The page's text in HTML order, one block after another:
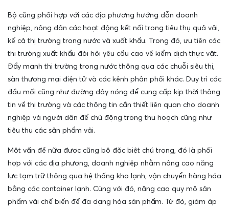
Bộ cũng phối hợp với các địa phương hướng dẫn doanh
nghiệp, nông dân các hoạt động kết nối trong tiêu thụ quả vải,
kể cả thị trường trong nước và xuất khẩu. Trong đó, ưu tiên các
thị trường xuất khẩu đòi hỏi yêu cầu cao về kiểm dịch thực vật.
Đẩy mạnh thị trường trong nước thông qua các chuỗi siêu thị,
sàn thương mại điện tử và các kênh phân phối khác. Duy trì các
đầu mối cũng như đường dây nóng để cung cấp kịp thời thông
tin về thị trường và các thông tin cần thiết liên quan cho doanh
nghiệp và người dân để chủ động trong thu hoạch cũng như
tiêu thụ các sản phẩm vải.
Một vấn đề nữa được cũng bộ đặc biệt chú trọng, đó là phối
hợp với các địa phương, doanh nghiệp nhằm nâng cao năng
lực tạm trữ thông qua hệ thống kho lạnh, vận chuyển hàng hóa
bằng các container lạnh. Cùng với đó, nâng cao quy mô sản
phẩm vải chế biến để đa dạng hóa sản phẩm. Từ đó, giảm áp